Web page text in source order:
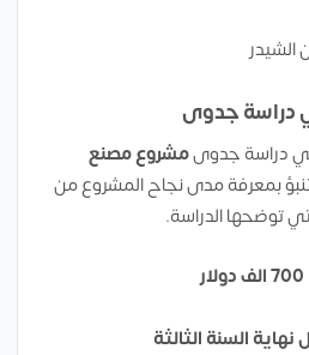
الشيدر
دراسة جدوى
في دراسة جدوىمشروع مصنع
بمعرفة مدى نجاح المشروع من
توضحها الدراسة.
السنة الثالثة